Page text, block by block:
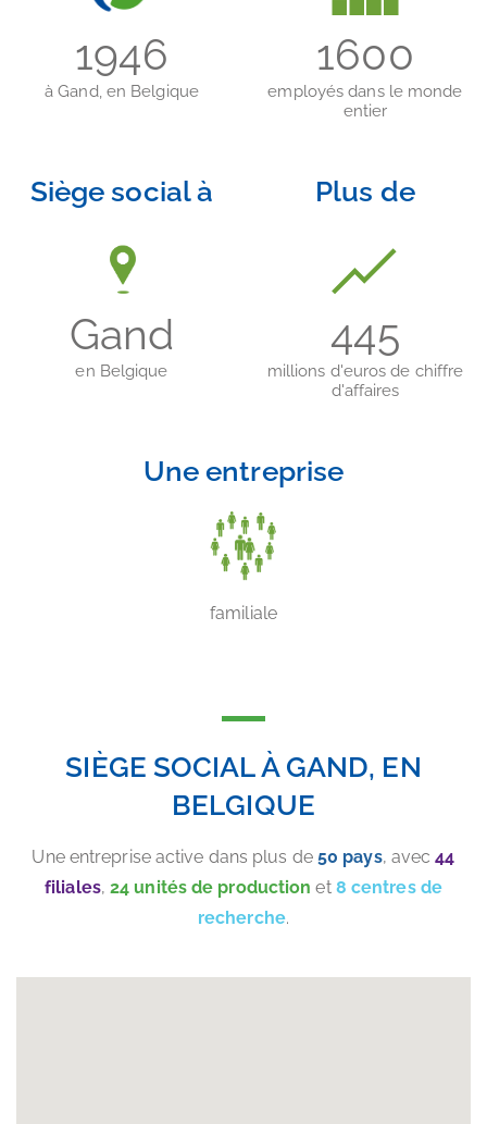
1946
à Gand, en Belgique
1600
employés dans le monde
entier
Siège social à
Gand
en Belgique
Plus de
445
millions d'euros de chiffre
d'affaires
Une entreprise
familiale
SIÈGE SOCIAL À GAND, EN
BELGIQUE
Une entreprise active dans plus de 50 pays, avec44
filiales,24 unités de production et 8 centres de
recherche.